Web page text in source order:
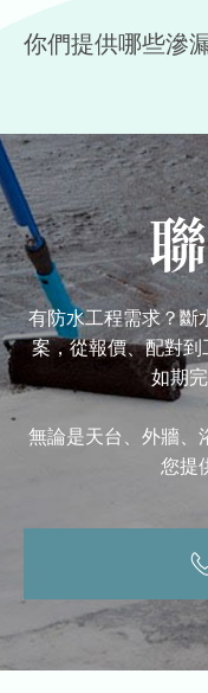
你們提供哪些滲
有防水工程需求？斷
案，從報價、配對
如期
無論是天台、外牆、
您提